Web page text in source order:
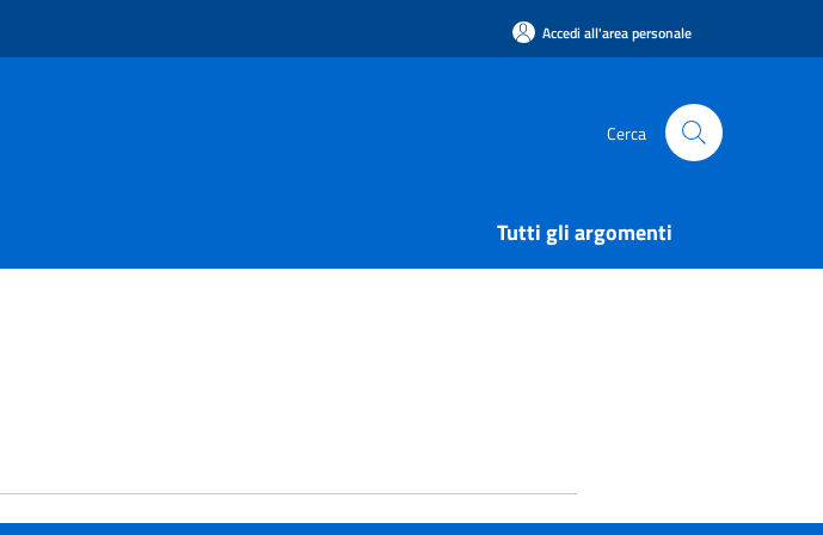
Accedi all'area personale
Cerca
Tutti gli argomenti